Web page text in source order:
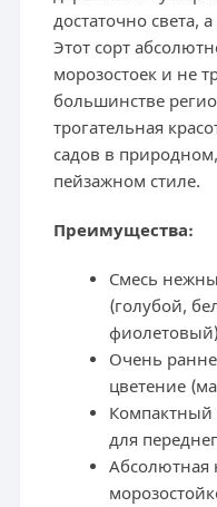
достаточно света,
Этот сорт
морозостоек и не
большинстве
трогательная
садов в
пейзажном стиле.
Преимущества:
Смесь
(голубой,
Очень
цветение
Компактный
для
Абсолютная